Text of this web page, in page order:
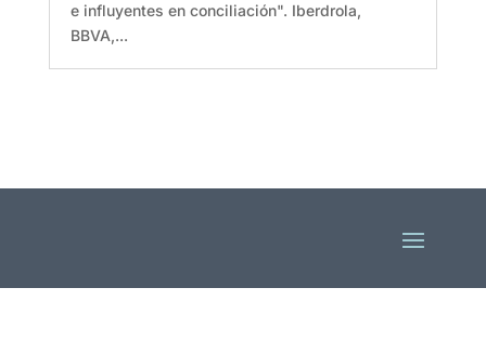
e influyentes en conciliación". Iberdrola,
BBVA,...